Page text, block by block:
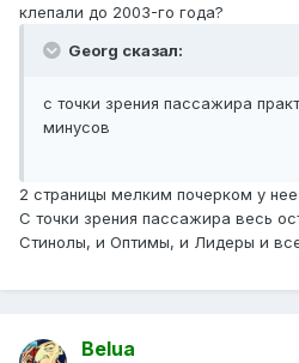
клепали до 2003-го года?
Georg сказал:
с точки зрения пассажира
минусов
2 страницы мелким почерком у
С точки зрения пассажира весь
Стинолы, и Оптимы, и Лидеры и
Belua